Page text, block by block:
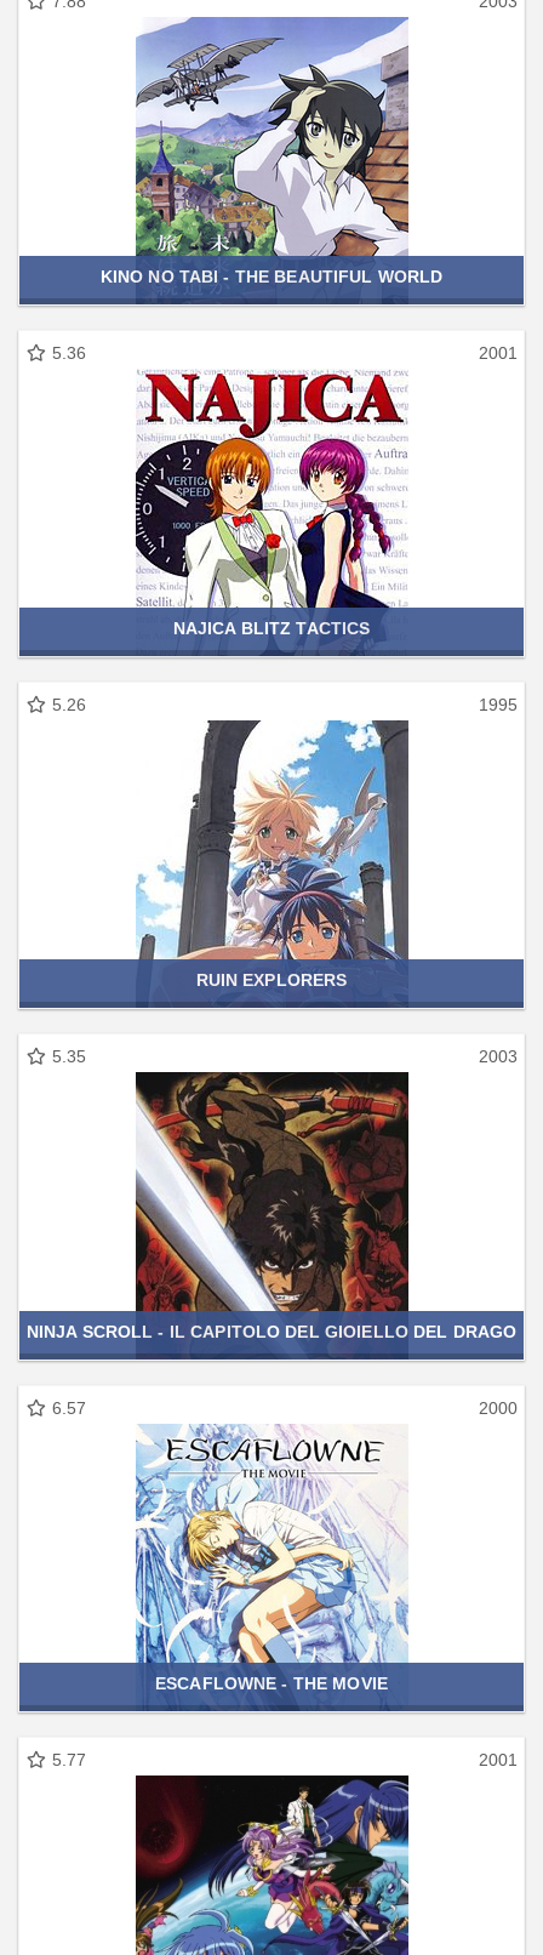
KINO NO TABI - THE BEAUTIFUL WORLD
5.36 2001
NAJICA BLITZ TACTICS
5.26 1995
RUIN EXPLORERS
5.35 2003
NINJA SCROLL - IL CAPITOLO DEL GIOIELLO DEL DRAGO
6.57 2000
ESCAFLOWNE - THE MOVIE
5.77 2001